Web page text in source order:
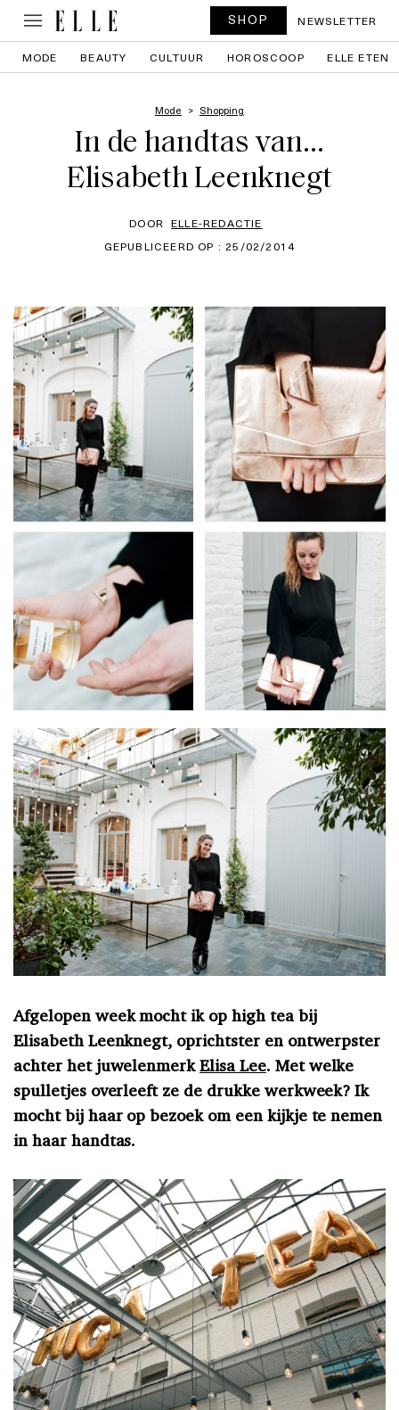
SHOP NEWSLETTER
MODE BEAUTY CULTUUR HOROSCOOP ELLE ETEN
Mode Shopping
In de handtas van…
Elisabeth Leenknegt
DOOR ELLE-REDACTIE
GEPUBLICEERD OP : 25/02/2014
Afgelopen week mocht ik op high tea bij
Elisabeth Leenknegt, oprichtster en ontwerpster
achter het juwelenmerkElisa Lee. Met welke
spulletjes overleeft ze de drukke werkweek? Ik
mocht bij haar op bezoek om een kijkje te nemen
in haar handtas.